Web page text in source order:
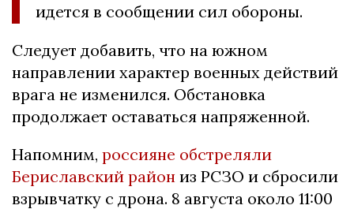
идется в сообщении сил обороны.
Следует добавить, что на южном
направлении характер военных действий
врага не изменился. Обстановка
продолжает оставаться напряженной.
Напомним, россияне обстреляли
Бериславский район из РСЗО и сбросили
взрывчатку с дрона. 8 августа около 11:00